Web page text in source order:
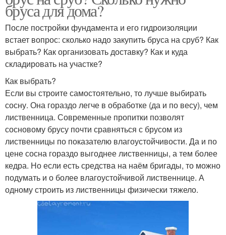
бруса для дома?
После постройки фундамента и его гидроизоляции
встает вопрос: сколько надо закупить бруса на сруб? Как
выбрать? Как организовать доставку? Как и куда
складировать на участке?
Как выбрать?
Если вы строите самостоятельно, то лучше выбирать
сосну. Она гораздо легче в обработке (да и по весу), чем
лиственница. Современные пропитки позволят
сосновому брусу почти сравняться с брусом из
лиственницы по показателю влагоустойчивости. Да и по
цене сосна гораздо выгоднее лиственницы, а тем более
кедра. Но если есть средства на наём бригады, то можно
подумать и о более влагоустойчивой лиственнице. А
одному строить из лиственницы физически тяжело.